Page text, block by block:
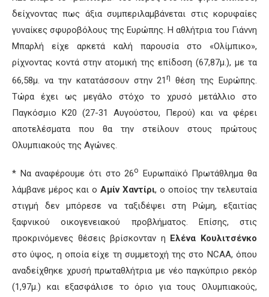
δείχνοντας πως άξια συμπεριλαμβάνεται στις κορυφαίες
γυναίκες σφυροβόλους της Ευρώπης. Η αθλήτρια του Γιάννη
Μπαρλή είχε αρκετά καλή παρουσία στο «Ολίμπικο»,
ρίχνοντας κοντά στην ατομική της επίδοση (67,87μ.), με τα
66,58μ. να την κατατάσσουν στην 21η θέση της Ευρώπης.
Τώρα έχει ως μεγάλο στόχο το χρυσό μετάλλιο στο
Παγκόσμιο Κ20 (27-31 Αυγούστου, Περού) και να φέρει
αποτελέσματα που θα την στείλουν στους πρώτους
Ολυμπιακούς της Αγώνες.
* Να αναφέρουμε ότι στο 26ο Ευρωπαϊκό Πρωτάθλημα θα
λάμβανε μέρος και ο Αμίν Χαντίρι, ο οποίος την τελευταία
στιγμή δεν μπόρεσε να ταξιδέψει στη Ρώμη, εξαιτίας
ξαφνικού οικογενειακού προβλήματος. Επίσης, στις
προκρινόμενες θέσεις βρίσκονταν η Ελένα Κουλιτσένκο
στο ύψος, η οποία είχε τη συμμετοχή της στο NCAA, όπου
αναδείχθηκε χρυσή πρωταθλήτρια με νέο παγκύπριο ρεκόρ
(1,97μ.) και εξασφάλισε το όριο για τους Ολυμπιακούς,